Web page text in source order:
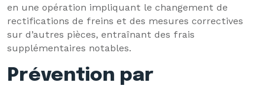
en une opération impliquant le changement de
rectifications de freins et des mesures correctives
sur d’autres pièces, entraînant des frais
supplémentaires notables.
Prévention par